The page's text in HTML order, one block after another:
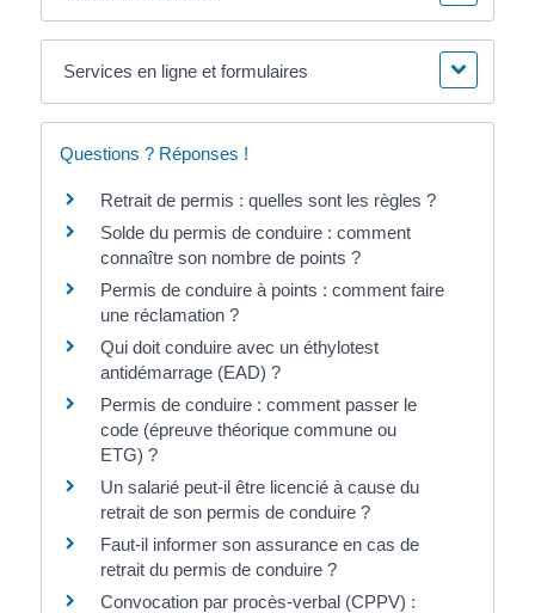
Services en ligne et formulaires
Questions ? Réponses !
Retrait de permis : quelles sont les règles ?
Solde du permis de conduire : comment
connaître son nombre de points ?
Permis de conduire à points : comment faire
une réclamation ?
Qui doit conduire avec un éthylotest
antidémarrage (EAD) ?
Permis de conduire : comment passer le
code (épreuve théorique commune ou
ETG) ?
Un salarié peut-il être licencié à cause du
retrait de son permis de conduire ?
Faut-il informer son assurance en cas de
retrait du permis de conduire ?
Convocation par procès-verbal (CPPV) :